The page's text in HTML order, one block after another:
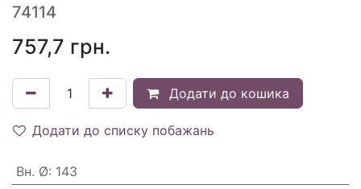
74114
757,7 грн.
Додати до кошика
Додати до списку побажань
Вн. Ø: 143